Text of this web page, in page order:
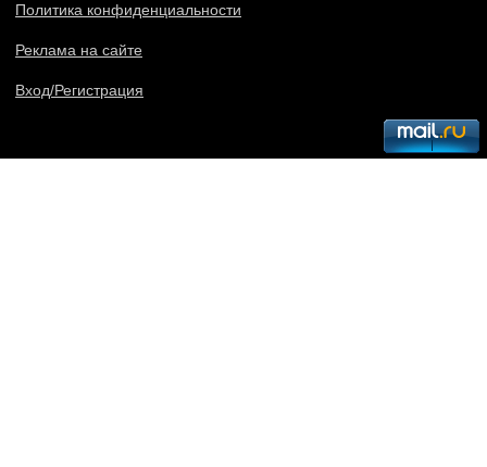
Политика конфиденциальности
Реклама на сайте
Вход/Регистрация